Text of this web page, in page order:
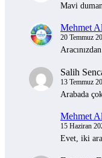
Mavi
Mehmet
20 Temmuz
Salih
13 Temmuz
Arabada
Mehmet
15 Haziran
Evet, iki